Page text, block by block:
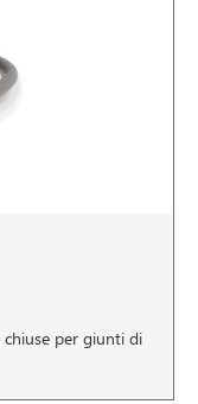
chiuse per giunti di